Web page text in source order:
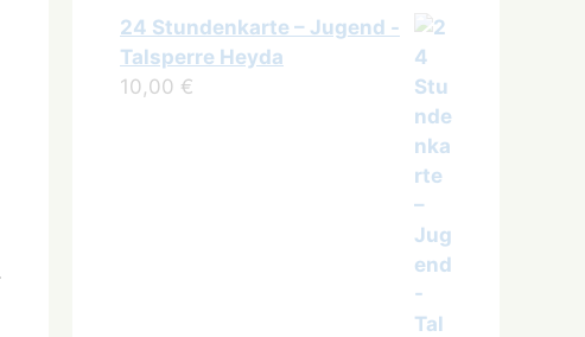
24 Stundenkarte – Jugend -
Talsperre Heyda
10,00 €